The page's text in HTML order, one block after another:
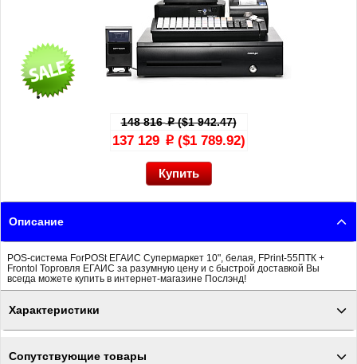
148 816p($1 942.47)
137 129 p($1 789.92)
Описание
POS-система ForPOSt ЕГАИС Супермаркет 10", белая, FPrint-55ПТК +
Frontol Торговля ЕГАИС за разумную цену и с быстрой доставкой Вы
всегда можете купить в интернет-магазине Послэнд!
Характеристики
Сопутствующие товары